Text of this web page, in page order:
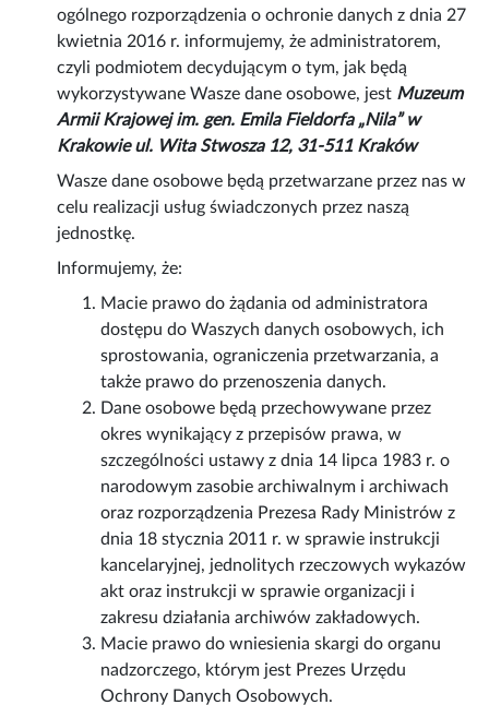
ogólnego rozporządzenia o ochronie danych z dnia 27
kwietnia 2016 r. informujemy, że administratorem,
czyli podmiotem decydującym o tym, jak będą
wykorzystywane Wasze dane osobowe, jest Muzeum
Armii Krajowej im. gen. Emila Fieldorfa „Nila” w
Krakowie ul. Wita Stwosza 12, 31-511 Kraków
Wasze dane osobowe będą przetwarzane przez nas w
celu realizacji usług świadczonych przez naszą
jednostkę.
Informujemy, że:
Macie prawo do żądania od administratora
dostępu do Waszych danych osobowych, ich
sprostowania, ograniczenia przetwarzania, a
także prawo do przenoszenia danych.
Dane osobowe będą przechowywane przez
okres wynikający z przepisów prawa, w
szczególności ustawy z dnia 14 lipca 1983 r. o
narodowym zasobie archiwalnym i archiwach
oraz rozporządzenia Prezesa Rady Ministrów z
dnia 18 stycznia 2011 r. w sprawie instrukcji
kancelaryjnej, jednolitych rzeczowych wykazów
akt oraz instrukcji w sprawie organizacji i
zakresu działania archiwów zakładowych.
Macie prawo do wniesienia skargi do organu
nadzorczego, którym jest Prezes Urzędu
Ochrony Danych Osobowych.